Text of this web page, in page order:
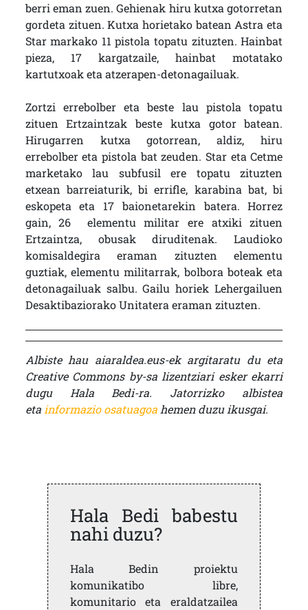
berri eman zuen. Gehienak hiru kutxa gotorretan
gordeta zituen. Kutxa horietako batean Astra eta
Star markako 11 pistola topatu zituzten. Hainbat
pieza, 17 kargatzaile, hainbat motatako
kartutxoak eta atzerapen-detonagailuak.
Zortzi errebolber eta beste lau pistola topatu
zituen Ertzaintzak beste kutxa gotor batean.
Hirugarren kutxa gotorrean, aldiz, hiru
errebolber eta pistola bat zeuden. Star eta Cetme
marketako lau subfusil ere topatu zituzten
etxean barreiaturik, bi errifle, karabina bat, bi
eskopeta eta 17 baionetarekin batera. Horrez
gain, 26 elementu militar ere atxiki zituen
Ertzaintza, obusak diruditenak. Laudioko
komisaldegira eraman zituzten elementu
guztiak, elementu militarrak, bolbora boteak eta
detonagailuak salbu. Gailu horiek Lehergailuen
Desaktibaziorako Unitatera eraman zituzten.
Albiste hau aiaraldea.eus-ek argitaratu du eta
Creative Commons by-sa lizentziari esker ekarri
dugu Hala Bedi-ra. Jatorrizko albistea
etainformazio osatuagoa hemen duzu ikusgai.
Hala Bedi babestu
nahi duzu?
Hala Bedin proiektu
komunikatibo libre,
komunitario eta eraldatzailea